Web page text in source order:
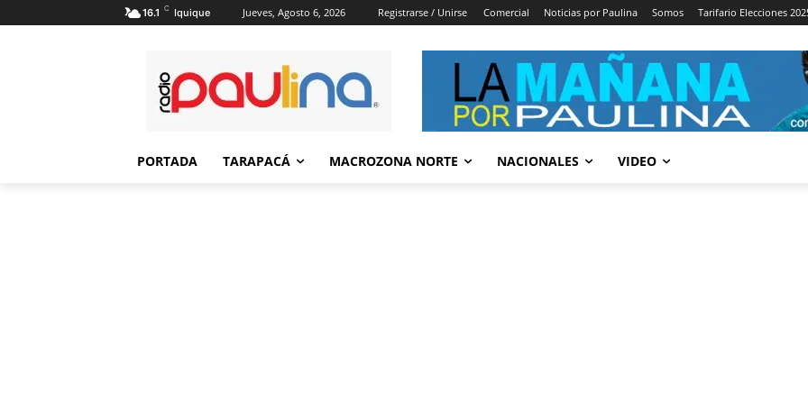
16.1 C Iquique Jueves, Agosto 6, 2026 Registrarse / Unirse Comercial Noticias por Paulina Somos Tarifario Elecciones
PORTADA TARAPACÁ MACROZONA NORTE NACIONALES VIDEO